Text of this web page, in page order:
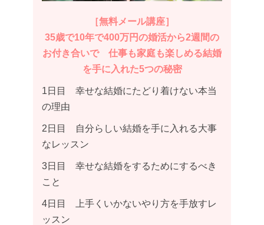
［無料メール講座］
35歳で10年で400万円の婚活から2週間の
お付き合いで 仕事も家庭も楽しめる結婚
を手に入れた5つの秘密
1日目 幸せな結婚にたどり着けない本当
の理由
2日目 自分らしい結婚を手に入れる大事
なレッスン
3日目 幸せな結婚をするためにするべき
こと
4日目 上手くいかないやり方を手放すレ
ッスン